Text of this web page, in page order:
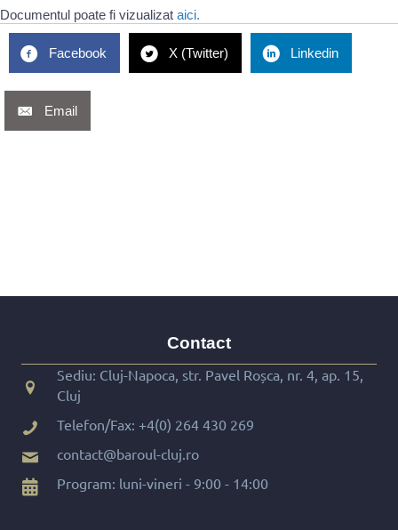
Documentul poate fi vizualizat aici.
Facebook X (Twitter) Linkedin
Email
Contact
Sediu: Cluj-Napoca, str. Pavel Roșca, nr. 4, ap. 15,
Cluj
Telefon/Fax: +4(0) 264 430 269
contact@baroul-cluj.ro
Program: luni-vineri - 9:00 - 14:00